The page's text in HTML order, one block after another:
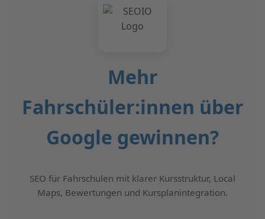
Mehr
Fahrschüler:innen über
Google gewinnen?
SEO für Fahrschulen mit klarer Kursstruktur, Local
Maps, Bewertungen und Kursplanintegration.